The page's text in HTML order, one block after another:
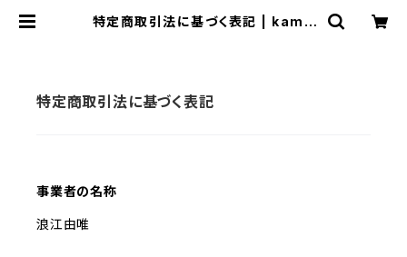
特定商取引法に基づく表記 | kami/
特定商取引法に基づく表記
事業者の名称
浪江由唯